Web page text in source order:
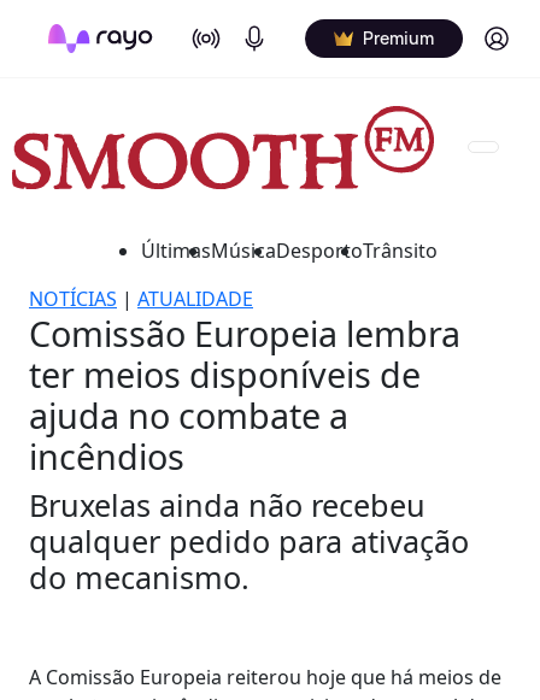
On Air Podcasts Premium Log in
ÚltimasMúsicaDesportoTrânsito
NOTÍCIAS | ATUALIDADE
Comissão Europeia lembra
ter meios disponíveis de
ajuda no combate a
incêndios
Bruxelas ainda não recebeu
qualquer pedido para ativação
do mecanismo.
A Comissão Europeia reiterou hoje que há meios de